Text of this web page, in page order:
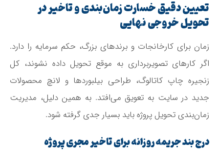
تعیین دقیق خسارت زمان‌بندی و تاخیر در
تحویل خروجی نهایی
زمان برای کارخانجات و برندهای بزرگ، حکم سرمایه را دارد.
اگر کارهای تصویربرداری به موقع تحویل داده نشوند، کل
زنجیره چاپ کاتالوگ، طراحی بیلبوردها و لانچ محصولات
جدید در سایت به تعویق می‌افتد. به همین دلیل، مدیریت
زمان‌بندی تحویل پروژه باید بسیار جدی گرفته شود.
درج بند جریمه روزانه برای تاخیر مجری پروژه